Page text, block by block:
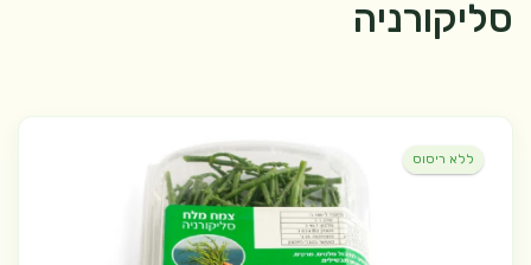
סליקורניה
ללא ריסוס